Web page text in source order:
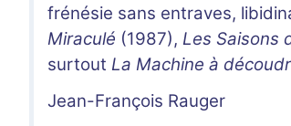
frénésie sans entraves,
Miraculé (1987),Les Saisons
surtoutLa Machine à
Jean-François Rauger